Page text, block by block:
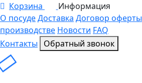
Корзина
Информация
О посудеДоставка Договор оферты
производстве Новости FAQ
Контакты
Обратный звонок